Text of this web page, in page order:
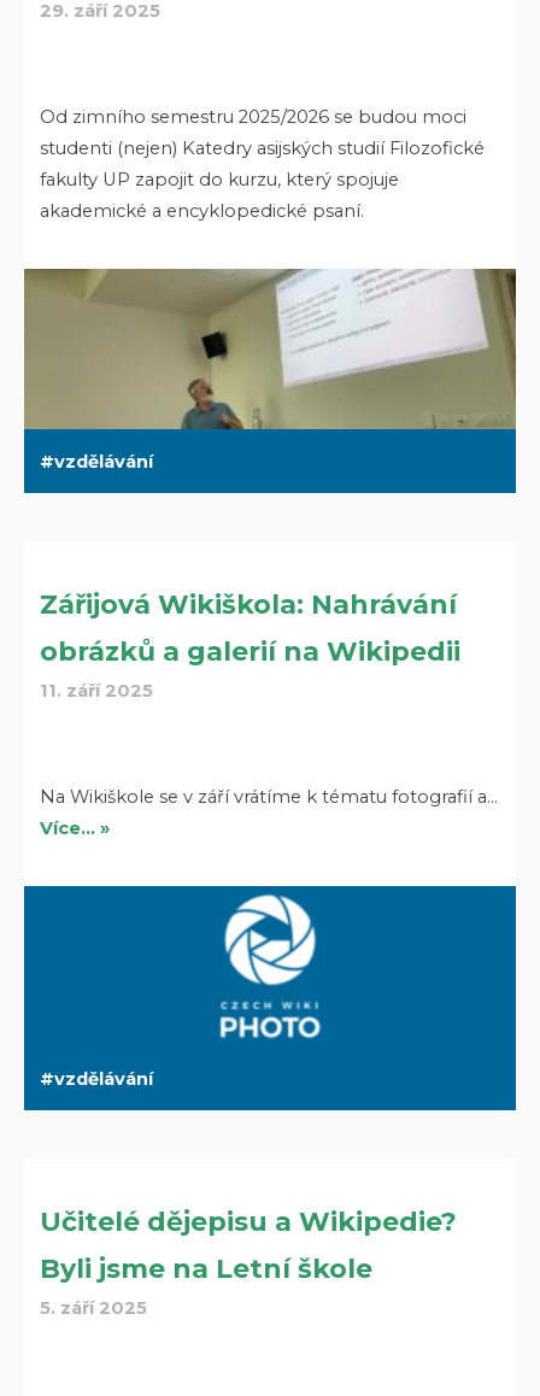
29. září 2025
Od zimního semestru 2025/2026 se budou moci
studenti (nejen) Katedry asijských studií Filozofické
fakulty UP zapojit do kurzu, který spojuje
akademické a encyklopedické psaní.
vzdělávání
Zářijová Wikiškola: Nahrávání
obrázků a galerií na Wikipedii
11. září 2025
Na Wikiškole se v září vrátíme k tématu fotografií a…
Více… »
vzdělávání
Učitelé dějepisu a Wikipedie?
Byli jsme na Letní škole
5. září 2025